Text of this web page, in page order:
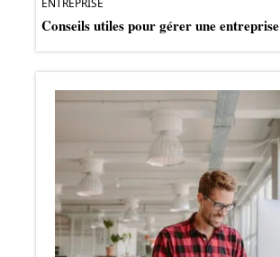
Conseils utiles pour gérer une entreprise